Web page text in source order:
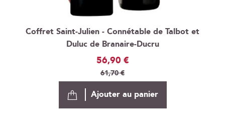
Coffret Saint-Julien - Connétable de Talbot et
Duluc de Branaire-Ducru
Prix
Spécial
56,90 €
61,70 €
Ajouter au panier